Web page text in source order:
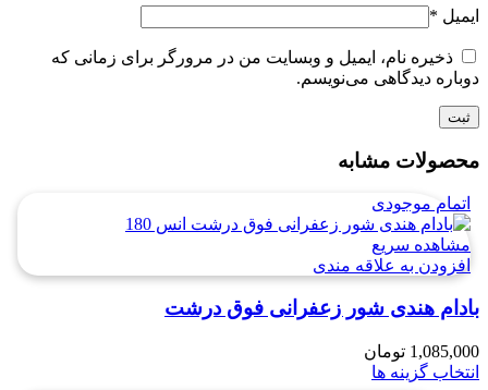
ایمیل *
ذخیره نام، ایمیل و وبسایت من در مرورگر برای زمانی که
دوباره دیدگاهی می‌نویسم.
محصولات مشابه
اتمام موجودی
مشاهده سریع
افزودن به علاقه مندی
بادام هندی شور زعفرانی فوق درشت
1,085,000 تومان
انتخاب گزینه ها